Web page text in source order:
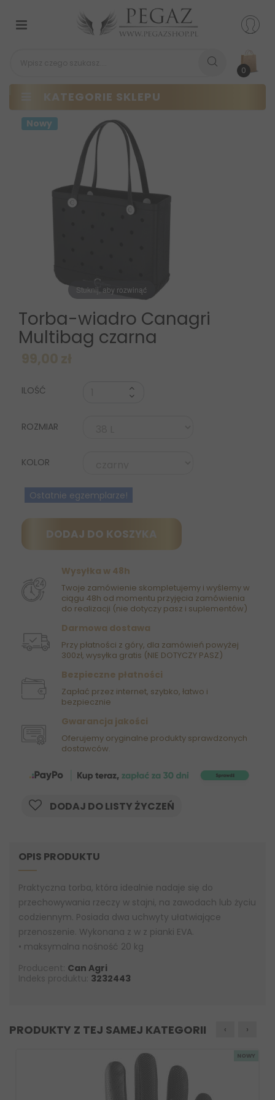
0
KATEGORIE SKLEPU
Przełącz
nawigacji
Nowy
Stuknij, aby rozwinąć
Torba-wiadro Canagri
Multibag czarna
ILOŚĆ
ROZMIAR
KOLOR
Ostatnie egzemplarze!
DODAJ DO KOSZYKA
Wysyłka w 48h
Twoje zamówienie skompletujemy i wyślemy w
ciągu 48h od momentu przyjęcia zamówienia
do realizacji (nie dotyczy pasz i suplementów)
Darmowa dostawa
Przy płatności z góry, dla zamówień powyżej
300zł, wysyłka gratis (NIE DOTYCZY PASZ)
Bezpieczne płatności
Zapłać przez internet, szybko, łatwo i
bezpiecznie
Gwarancja jakości
Oferujemy oryginalne produkty sprawdzonych
dostawców.
DODAJ DO LISTY ŻYCZEŃ
OPIS PRODUKTU
Praktyczna torba, która idealnie nadaje się do
przechowywania rzeczy w stajni, na zawodach lub życiu
codziennym. Posiada dwa uchwyty ułatwiające
przenoszenie. Wykonana z w z pianki EVA.
• maksymalna nośność 20 kg
Producent: Can Agri
Indeks produktu: 3232443
PRODUKTY Z TEJ SAMEJ KATEGORII
NOWY
‹ ›